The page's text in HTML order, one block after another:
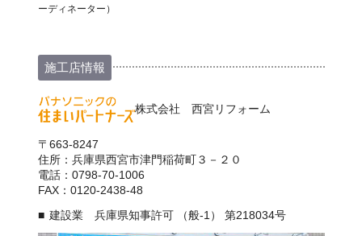
ーディネーター）
施工店情報
株式会社 西宮リフォーム
〒663-8247
住所：兵庫県西宮市津門稲荷町３－２０
電話：0798-70-1006
FAX：0120-2438-48
建設業 兵庫県知事許可 （般-1） 第218034号